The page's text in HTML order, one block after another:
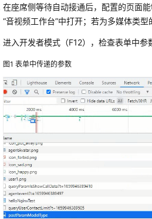
在座席侧等待自动接通后，配置的页面
“音视频工作台”中打开；若为多媒体类型
进入开发者模式（F12），检查表单中参
图1表单中传递的参数